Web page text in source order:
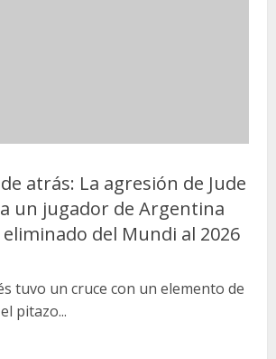
atrás: La agresión de Jude
un jugador de Argentina
del Mundi al 2026
tuvo un cruce con un elemento de
pitazo...